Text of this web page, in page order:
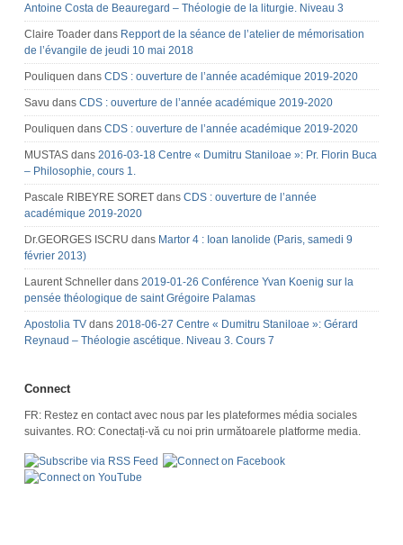
Antoine Costa de Beauregard – Théologie de la liturgie. Niveau 3
Claire Toaderdans Repport de la séance de l’atelier de mémorisation
de l’évangile de jeudi 10 mai 2018
Pouliquen dans CDS : ouverture de l’année académique 2019-2020
Savu dans CDS : ouverture de l’année académique 2019-2020
Pouliquen dans CDS : ouverture de l’année académique 2019-2020
MUSTASdans 2016-03-18 Centre « Dumitru Staniloae »: Pr. Florin Buca
– Philosophie, cours 1.
Pascale RIBEYRE SORETdans CDS : ouverture de l’année
académique 2019-2020
Dr.GEORGES ISCRU dans Martor 4 : Ioan Ianolide (Paris, samedi 9
février 2013)
Laurent Schnellerdans 2019-01-26 Conférence Yvan Koenig sur la
pensée théologique de saint Grégoire Palamas
Apostolia TVdans 2018-06-27 Centre « Dumitru Staniloae »: Gérard
Reynaud – Théologie ascétique. Niveau 3. Cours 7
Connect
FR: Restez en contact avec nous par les plateformes média sociales
suivantes. RO: Conectați-vă cu noi prin următoarele platforme media.